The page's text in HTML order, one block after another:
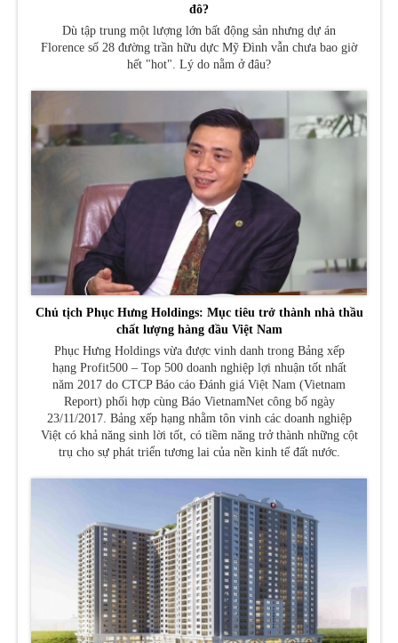
đô?
Dù tập trung một lượng lớn bất động sản nhưng dự án
Florence số 28 đường trần hữu dực Mỹ Đình vẫn chưa bao giờ
hết "hot". Lý do nằm ở đâu?
Chủ tịch Phục Hưng Holdings: Mục tiêu trở thành nhà thầu
chất lượng hàng đầu Việt Nam
Phục Hưng Holdings vừa được vinh danh trong Bảng xếp
hạng Profit500 – Top 500 doanh nghiệp lợi nhuận tốt nhất
năm 2017 do CTCP Báo cáo Đánh giá Việt Nam (Vietnam
Report) phối hợp cùng Báo VietnamNet công bố ngày
23/11/2017. Bảng xếp hạng nhằm tôn vinh các doanh nghiệp
Việt có khả năng sinh lời tốt, có tiềm năng trở thành những cột
trụ cho sự phát triển tương lai của nền kinh tế đất nước.